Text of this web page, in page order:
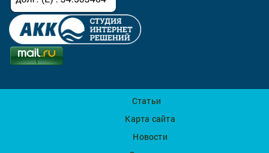
Статьи
Карта сайта
Новости